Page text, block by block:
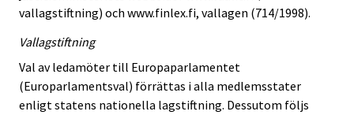
vallagstiftning) och www.finlex.fi, vallagen (714/1998).
Vallagstiftning
Val av ledamöter till Europaparlamentet
(Europarlamentsval) förrättas i alla medlemsstater
enligt statens nationella lagstiftning. Dessutom följs